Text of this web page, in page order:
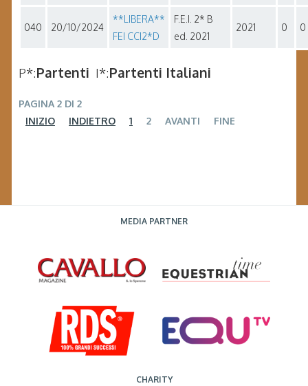
040 20/10/2024
**LIBERA**
FEI CCI2*D
F.E.I. 2* B
ed. 2021
2021 0 0
P*:Partenti I*:Partenti Italiani
PAGINA 2 DI 2
INIZIO
INDIETRO 1 2 AVANTI FINE
MEDIA PARTNER
CHARITY